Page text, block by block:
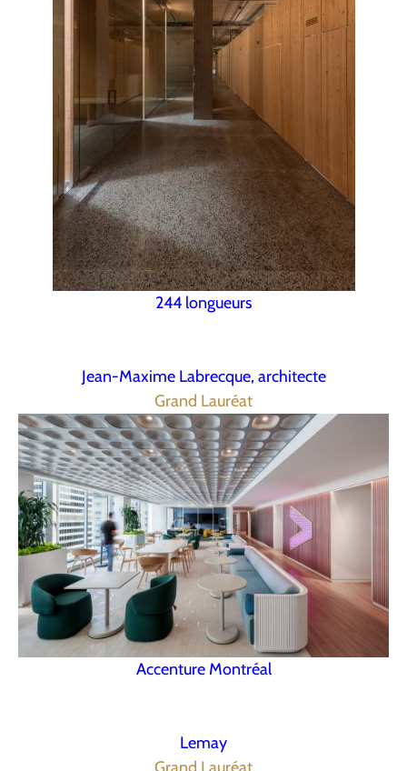
244 longueurs
Jean-Maxime Labrecque, architecte
Grand Lauréat
Accenture Montréal
Lemay